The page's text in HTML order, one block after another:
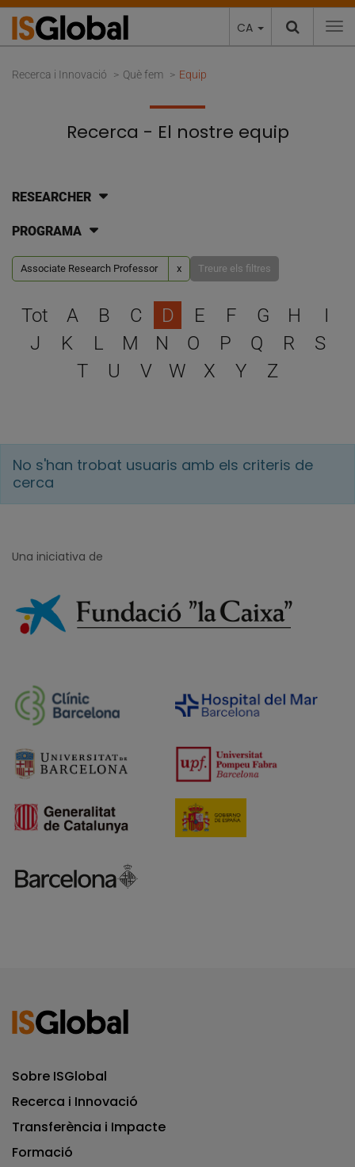
CA
Recerca i Innovació Què fem Equip
Recerca - El nostre equip
RESEARCHER
PROGRAMA
Associate Research Professor x Treure els filtres
Escull una lletra per filtrar
Tot A B C D E F G H
I
J
K L M N O P Q R
S
T
U V W X Y Z
No s'han trobat usuaris amb els criteris de
cerca
Una iniciativa de
Sobre ISGlobal
Recerca i Innovació
Transferència i Impacte
Formació